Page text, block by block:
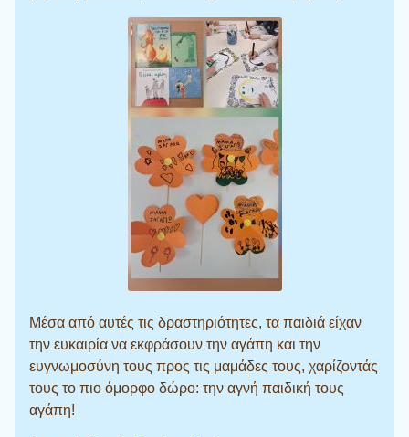
Μέσα από αυτές τις δραστηριότητες, τα παιδιά είχαν
την ευκαιρία να εκφράσουν την αγάπη και την
ευγνωμοσύνη τους προς τις μαμάδες τους, χαρίζοντάς
τους το πιο όμορφο δώρο: την αγνή παιδική τους
αγάπη!